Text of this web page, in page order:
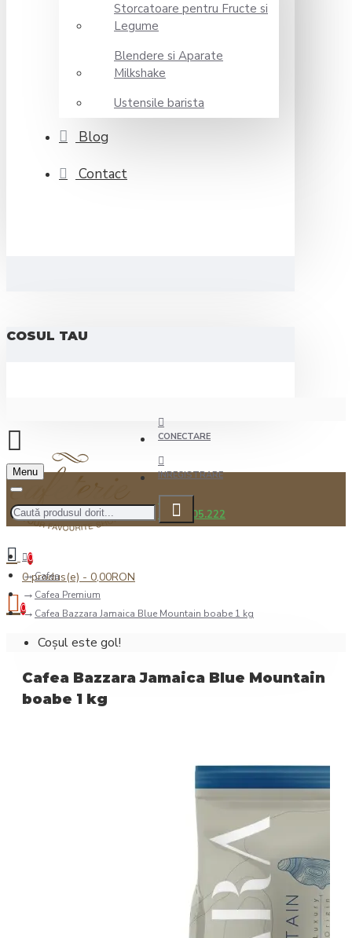
Storcatoare pentru Fructe si
Legume
Blendere si Aparate
Milkshake
Ustensile barista
Blog
Contact
COSUL TAU
CONECTARE
INREGISTRARE
0722.505.222
Menu
0
0 produs(e) - 0,00RON
0
Coșul este gol!
Cafea
Cafea Premium
Cafea Bazzara Jamaica Blue Mountain boabe 1 kg
Cafea Bazzara Jamaica Blue Mountain
boabe 1 kg